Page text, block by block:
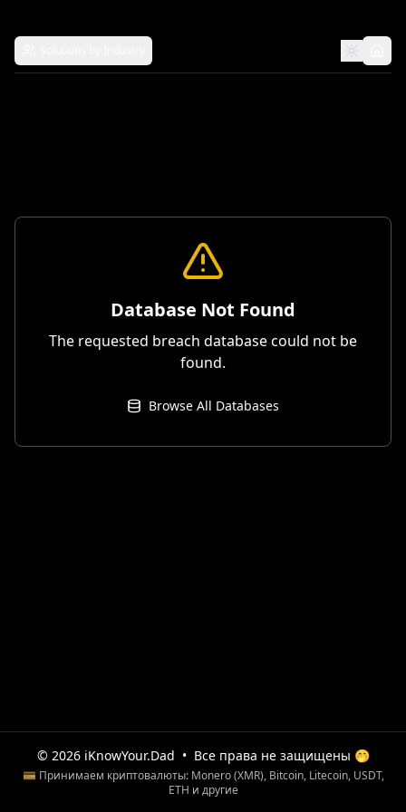
Database Not Found
The requested breach database could not be
found.
Browse All Databases
© 2026 iKnowYour.Dad • Все права не защищены 🤭
💳 Принимаем криптовалюты: Monero (XMR), Bitcoin, Litecoin, USDT,
ETH и другие